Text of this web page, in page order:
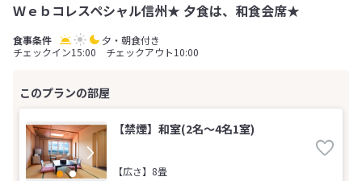
Ｗｅｂコレスペシャル信州★ 夕食は、和食会席★
夕・朝食付き
チェックイン15:00 チェックアウト10:00
【禁煙】和室(2名～4名1室)
【広さ】8畳